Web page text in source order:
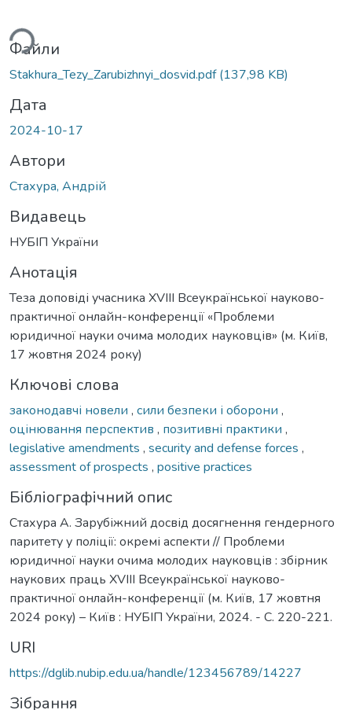
Файли
Stakhura_Tezy_Zarubizhnyi_dosvid.pdf(137,98 KB)
Дата
2024-10-17
Автори
Стахура, Андрій
Видавець
НУБІП України
Анотація
Теза доповіді учасника XVIII Всеукраїнської науково-
практичної онлайн-конференції «Проблеми
юридичної науки очима молодих науковців» (м. Київ,
17 жовтня 2024 року)
Ключові слова
законодавчі новели , сили безпеки і оборони ,
оцінювання перспектив , позитивні практики ,
legislative amendments , security and defense forces ,
assessment of prospects , positive practices
Бібліографічний опис
Стахура А. Зарубіжний досвід досягнення гендерного
паритету у поліції: окремі аспекти // Проблеми
юридичної науки очима молодих науковців : збірник
наукових праць XVIII Всеукраїнської науково-
практичної онлайн-конференції (м. Київ, 17 жовтня
2024 року) – Київ : НУБІП України, 2024. - С. 220-221.
URI
https://dglib.nubip.edu.ua/handle/123456789/14227
Зібрання